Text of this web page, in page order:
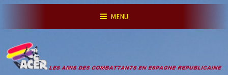
MENU